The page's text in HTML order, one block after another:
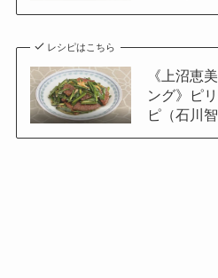
レシピはこちら
《上沼恵
ング》ピ
ピ（石川智